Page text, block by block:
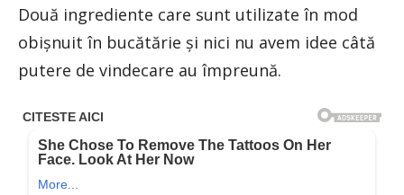
Două ingrediente care sunt utilizate în mod
obișnuit în bucătărie și nici nu avem idee câtă
putere de vindecare au împreună.